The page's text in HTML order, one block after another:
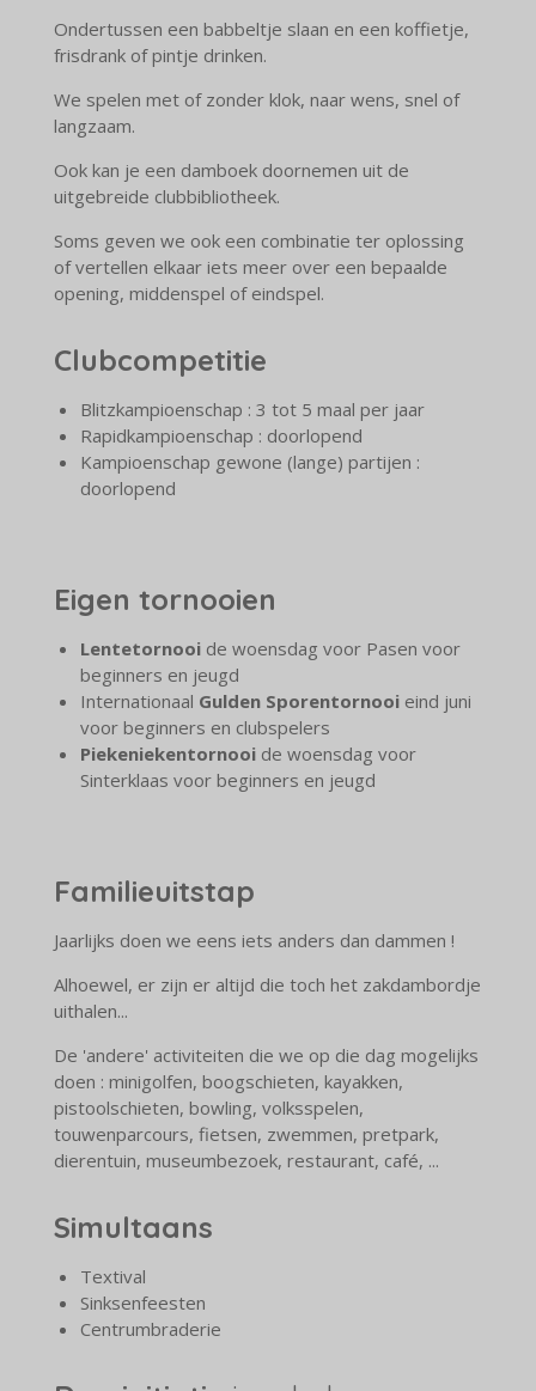
Ondertussen een babbeltje slaan en een koffietje,
frisdrank of pintje drinken.
We spelen met of zonder klok, naar wens, snel of
langzaam.
Ook kan je een damboek doornemen uit de
uitgebreide clubbibliotheek.
Soms geven we ook een combinatie ter oplossing
of vertellen elkaar iets meer over een bepaalde
opening, middenspel of eindspel.
Clubcompetitie
Blitzkampioenschap : 3 tot 5 maal per jaar
Rapidkampioenschap : doorlopend
Kampioenschap gewone (lange) partijen :
doorlopend
Eigen tornooien
Lentetornooi de woensdag voor Pasen voor
beginners en jeugd
Internationaal Gulden Sporentornooi eind juni
voor beginners en clubspelers
Piekeniekentornooi de woensdag voor
Sinterklaas voor beginners en jeugd
Familieuitstap
Jaarlijks doen we eens iets anders dan dammen !
Alhoewel, er zijn er altijd die toch het zakdambordje
uithalen...
De 'andere' activiteiten die we op die dag mogelijks
doen : minigolfen, boogschieten, kayakken,
pistoolschieten, bowling, volksspelen,
touwenparcours, fietsen, zwemmen, pretpark,
dierentuin, museumbezoek, restaurant, café, ...
Simultaans
Textival
Sinksenfeesten
Centrumbraderie